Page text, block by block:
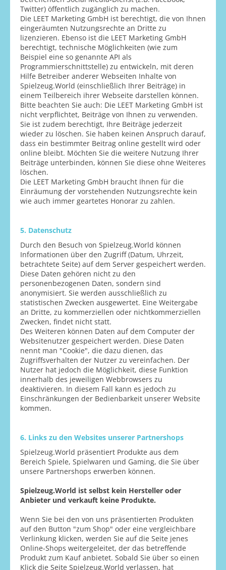
Twitter) öffentlich zugänglich zu machen.
Die LEET Marketing GmbH ist berechtigt, die von Ihnen
eingeräumten Nutzungsrechte an Dritte zu
lizenzieren. Ebenso ist die LEET Marketing GmbH
berechtigt, technische Möglichkeiten (wie zum
Beispiel eine so genannte API als
Programmierschnittstelle) zu entwickeln, mit deren
Hilfe Betreiber anderer Webseiten Inhalte von
Spielzeug.World (einschließlich Ihrer Beiträge) in
einem Teilbereich ihrer Webseite darstellen können.
Bitte beachten Sie auch: Die LEET Marketing GmbH ist
nicht verpflichtet, Beiträge von Ihnen zu verwenden.
Sie ist zudem berechtigt, Ihre Beiträge jederzeit
wieder zu löschen. Sie haben keinen Anspruch darauf,
dass ein bestimmter Beitrag online gestellt wird oder
online bleibt. Möchten Sie die weitere Nutzung Ihrer
Beiträge unterbinden, können Sie diese ohne Weiteres
löschen.
Die LEET Marketing GmbH braucht Ihnen für die
Einräumung der vorstehenden Nutzungsrechte kein
wie auch immer geartetes Honorar zu zahlen.
5. Datenschutz
Durch den Besuch von Spielzeug.World können
Informationen über den Zugriff (Datum, Uhrzeit,
betrachtete Seite) auf dem Server gespeichert werden.
Diese Daten gehören nicht zu den
personenbezogenen Daten, sondern sind
anonymisiert. Sie werden ausschließlich zu
statistischen Zwecken ausgewertet. Eine Weitergabe
an Dritte, zu kommerziellen oder nichtkommerziellen
Zwecken, findet nicht statt.
Des Weiteren können Daten auf dem Computer der
Websitenutzer gespeichert werden. Diese Daten
nennt man "Cookie", die dazu dienen, das
Zugriffsverhalten der Nutzer zu vereinfachen. Der
Nutzer hat jedoch die Möglichkeit, diese Funktion
innerhalb des jeweiligen Webbrowsers zu
deaktivieren. In diesem Fall kann es jedoch zu
Einschränkungen der Bedienbarkeit unserer Website
kommen.
6. Links zu den Websites unserer Partnershops
Spielzeug.World präsentiert Produkte aus dem
Bereich Spiele, Spielwaren und Gaming, die Sie über
unsere Partnershops erwerben können.
Spielzeug.World ist selbst kein Hersteller oder
Anbieter und verkauft keine Produkte.
Wenn Sie bei den von uns präsentierten Produkten
auf den Button "zum Shop" oder eine vergleichbare
Verlinkung klicken, werden Sie auf die Seite jenes
Online-Shops weitergeleitet, der das betreffende
Produkt zum Kauf anbietet. Sobald Sie über so einen
Klick die Seite Spielzeug.World verlassen, hat